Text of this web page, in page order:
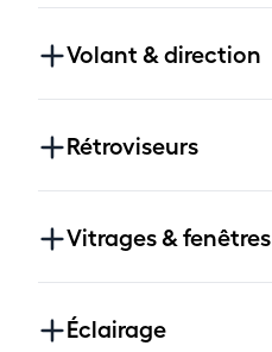
Volant & direction
Rétroviseurs
Vitrages & fenêtres
Éclairage